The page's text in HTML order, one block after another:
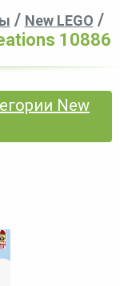
/ New LEGO /
10886
New